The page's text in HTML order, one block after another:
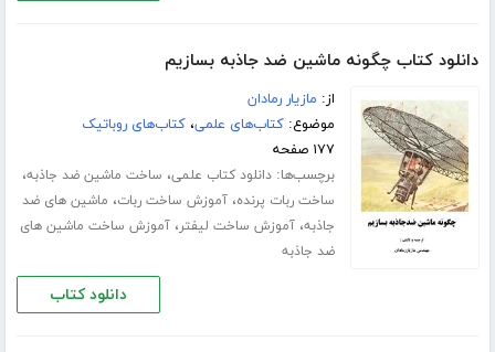
دانلود کتاب چگونه ماشین ضد جاذبه بسازیم
از: مازیار رمادان
موضوع:کتاب‌های علمی،کتاب‌های روباتیک
۱۷۷ صفحه
برچسب‌ها:دانلود کتاب علمی، ساخت ماشین ضد جاذبه،
ساخت ربات پرنده،آموزش ساخت ربات، ماشین های ضد
جاذبه،آموزش ساخت لیفتر،آموزش ساخت ماشین های
ضد جاذبه
دانلود کتاب